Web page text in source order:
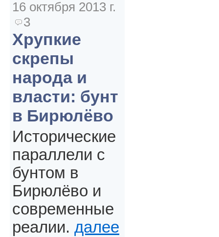
16 октября 2013 г.
3
Хрупкие
скрепы
народа и
власти: бунт
в Бирюлёво
Исторические
параллели с
бунтом в
Бирюлёво и
современные
реалии. далее